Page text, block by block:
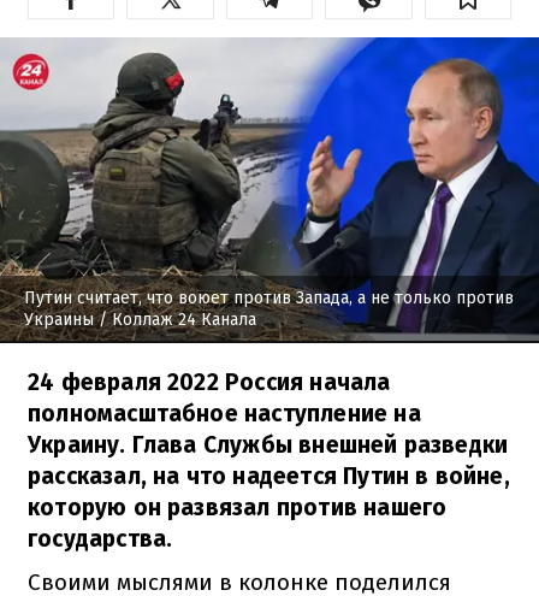
Путин считает, что воюет против Запада, а не только против
Украины/ Коллаж 24 Канала
24 февраля 2022 Россия начала
полномасштабное наступление на
Украину. Глава Службы внешней разведки
рассказал, на что надеется Путин в войне,
которую он развязал против нашего
государства.
Своими мыслями в колонке поделился